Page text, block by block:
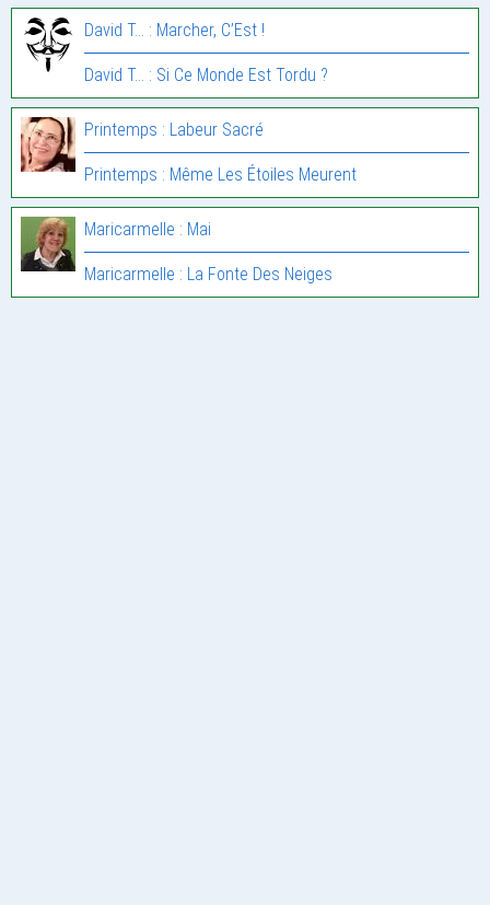
David T... : Marcher, C’Est !
David T... : Si Ce Monde Est Tordu ?
Printemps : Labeur Sacré
Printemps : Même Les Étoiles Meurent
Maricarmelle : Mai
Maricarmelle : La Fonte Des Neiges